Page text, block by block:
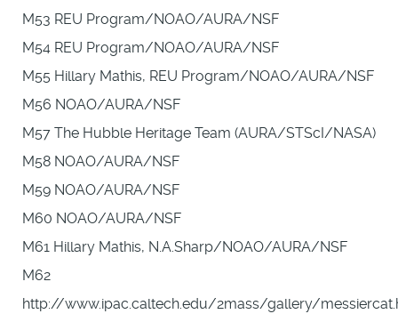
M53 REU Program/NOAO/AURA/NSF
M54 REU Program/NOAO/AURA/NSF
M55 Hillary Mathis, REU Program/NOAO/AURA/NSF
M56 NOAO/AURA/NSF
M57 The Hubble Heritage Team (AURA/STScI/NASA)
M58 NOAO/AURA/NSF
M59 NOAO/AURA/NSF
M60 NOAO/AURA/NSF
M61 Hillary Mathis, N.A.Sharp/NOAO/AURA/NSF
M62
http://www.ipac.caltech.edu/2mass/gallery/